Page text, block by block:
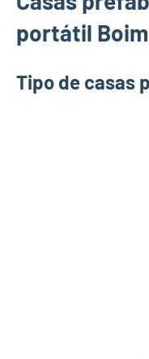
portátil
Tipo de casas